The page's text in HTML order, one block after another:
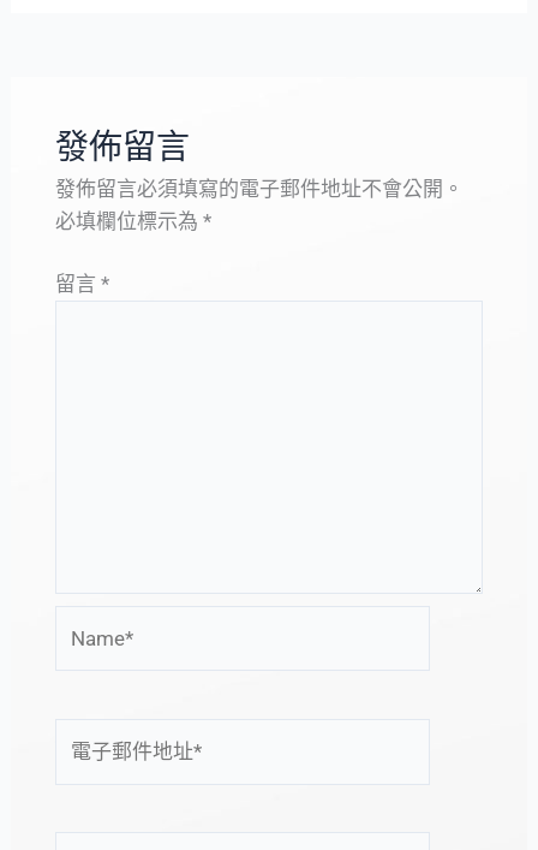
發佈留言
發佈留言必須填寫的電子郵件地址不會公開。
必填欄位標示為 *
留言 *
子